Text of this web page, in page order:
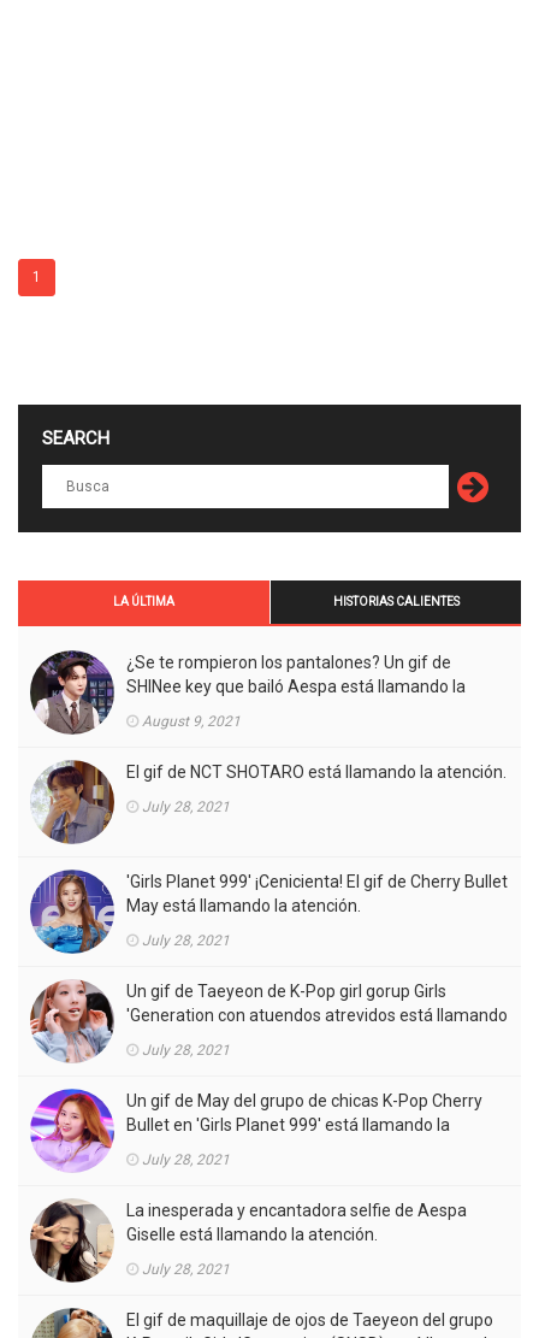
1
SEARCH
LA ÚLTIMA HISTORIAS CALIENTES
¿Se te rompieron los pantalones? Un gif de
SHINee key que bailó Aespa está llamando la
August 9, 2021
El gif de NCT SHOTARO está llamando la atención.
July 28, 2021
'Girls Planet 999' ¡Cenicienta! El gif de Cherry Bullet
May está llamando la atención.
July 28, 2021
Un gif de Taeyeon de K-Pop girl gorup Girls
'Generation con atuendos atrevidos está llamando
July 28, 2021
Un gif de May del grupo de chicas K-Pop Cherry
Bullet en 'Girls Planet 999' está llamando la
July 28, 2021
La inesperada y encantadora selfie de Aespa
Giselle está llamando la atención.
July 28, 2021
El gif de maquillaje de ojos de Taeyeon del grupo